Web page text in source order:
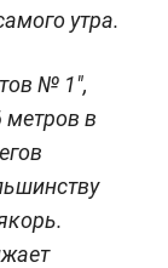
утра.
№ 1",
в